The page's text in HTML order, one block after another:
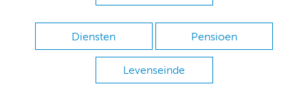
Diensten Pensioen
Levenseinde